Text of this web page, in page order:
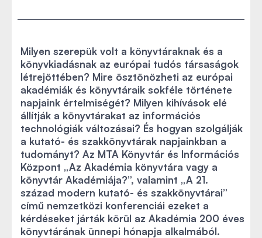
Milyen szerepük volt a könyvtáraknak és a
könyvkiadásnak az európai tudós társaságok
létrejöttében? Mire ösztönözheti az európai
akadémiák és könyvtáraik sokféle története
napjaink értelmiségét? Milyen kihívások elé
állítják a könyvtárakat az információs
technológiák változásai? És hogyan szolgálják
a kutató- és szakkönyvtárak napjainkban a
tudományt? Az MTA Könyvtár és Információs
Központ „Az Akadémia könyvtára vagy a
könyvtár Akadémiája?”, valamint „A 21.
század modern kutató- és szakkönyvtárai”
című nemzetközi konferenciái ezeket a
kérdéseket járták körül az Akadémia 200 éves
könyvtárának ünnepi hónapja alkalmából.